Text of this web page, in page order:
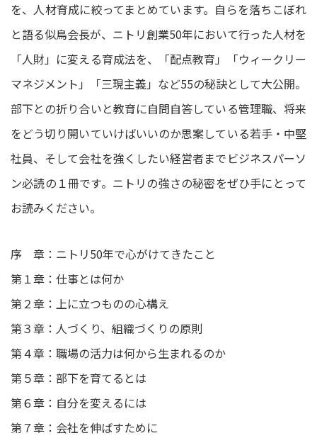
を、人材育成に絞ってまとめています。自らを落ちこぼれ
と語る似鳥会長が、ニトリ創業50年において行った人材を
「人財」に変える育成法を、「配点教育」「ウィークリー
マネジメント」「三現主義」など55の秘訣として大公開。
部下との折り合いと教育に自問自答している管理職、将来
をどう切り開いていけばいいのか思案している若手・中堅
社員、そして会社を強くしたい経営者までビジネスパーソ
ン必読の１冊です。ニトリの強さの秘密をぜひ手にとって
お読みください。
序 章：ニトリ50年で心がけてきたこと
第１章：仕事とは何か
第２章：上に立つものの心構え
第３章：人づくり、組織づくりの原則
第４章：職場の活力は何から生まれるのか
第５章：部下を育てるとは
第６章：自分を変えるには
第７章：会社を伸ばすために